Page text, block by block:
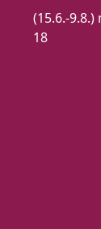
(15.6.-9.8.)
18